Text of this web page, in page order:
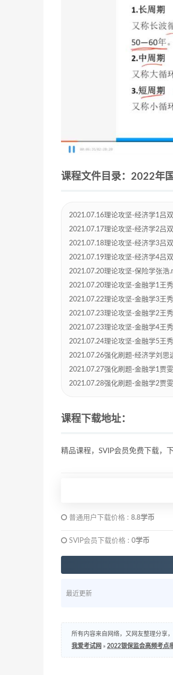
课程文件目录：2022年
2021.07.16理论攻坚-经济学1吕
2021.07.17理论攻坚-经济学2吕
2021.07.18理论攻坚-经济学3吕
2021.07.19理论攻坚-经济学4吕
2021.07.20理论攻坚-保险学张浩
2021.07.20理论攻坚-金融学1王
2021.07.22理论攻坚-金融学3王
2021.07.23理论攻坚-金融学2王
2021.07.23理论攻坚-金融学4王
2021.07.24理论攻坚-金融学5王
2021.07.26强化刷题-经济学刘思
2021.07.27强化刷题-金融学1贾
2021.07.28强化刷题-金融学2贾
课程下载地址：
精品课程，SVIP会员免费下载，
普通用户下载价格 : 8.8学币
SVIP会员下载价格 : 0学币
最近更新
所有内容来自网络，又网友整理分享
我爱考试网 » 2022银保监会高频考点